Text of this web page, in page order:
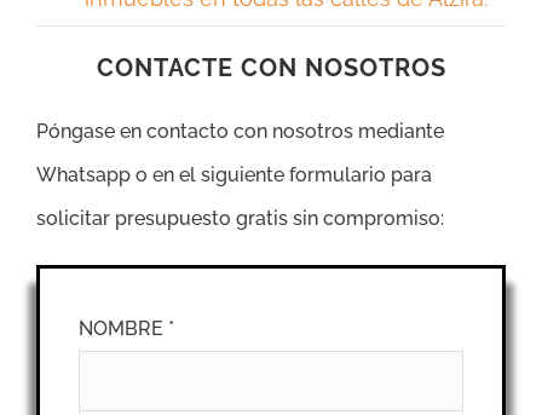
CONTACTE CON NOSOTROS
Póngase en contacto con nosotros mediante
Whatsapp o en el siguiente formulario para
solicitar presupuesto gratis sin compromiso:
NOMBRE *